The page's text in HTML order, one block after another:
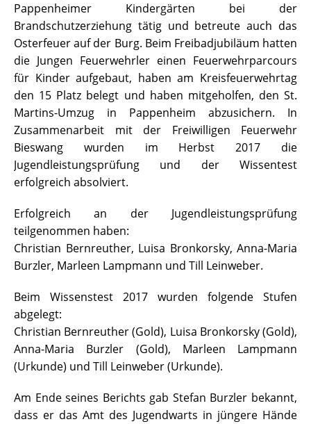
Pappenheimer Kindergärten bei der
Brandschutzerziehung tätig und betreute auch das
Osterfeuer auf der Burg. Beim Freibadjubiläum hatten
die Jungen Feuerwehrler einen Feuerwehrparcours
für Kinder aufgebaut, haben am Kreisfeuerwehrtag
den 15 Platz belegt und haben mitgeholfen, den St.
Martins-Umzug in Pappenheim abzusichern. In
Zusammenarbeit mit der Freiwilligen Feuerwehr
Bieswang wurden im Herbst 2017 die
Jugendleistungsprüfung und der Wissentest
erfolgreich absolviert.
Erfolgreich an der Jugendleistungsprüfung
teilgenommen haben:
Christian Bernreuther, Luisa Bronkorsky, Anna-Maria
Burzler, Marleen Lampmann und Till Leinweber.
Beim Wissenstest 2017 wurden folgende Stufen
abgelegt:
Christian Bernreuther (Gold), Luisa Bronkorsky (Gold),
Anna-Maria Burzler (Gold), Marleen Lampmann
(Urkunde) und Till Leinweber (Urkunde).
Am Ende seines Berichts gab Stefan Burzler bekannt,
dass er das Amt des Jugendwarts in jüngere Hände